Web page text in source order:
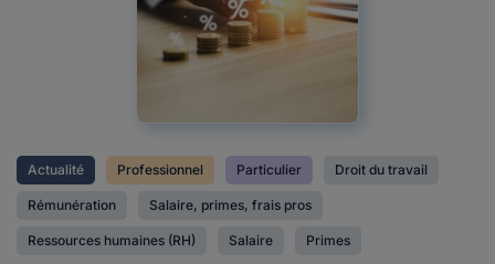
Actualité Professionnel Particulier Droit du travail
Rémunération Salaire, primes, frais pros
Ressources humaines (RH) Salaire Primes